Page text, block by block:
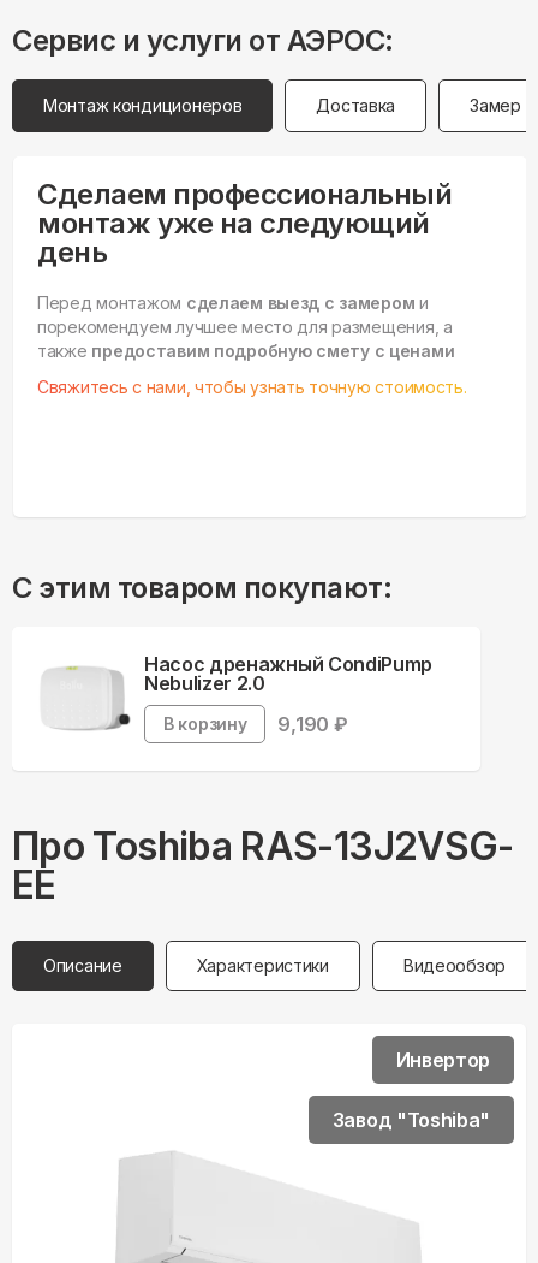
Сервис и услуги от АЭРОС:
Монтаж кондиционеров Доставка Замер
Сделаем профессиональный
монтаж уже на следующий
день
Перед монтажом сделаем выезд с замером и
порекомендуем лучшее место для размещения, а
также предоставим подробную смету с ценами
Свяжитесь с нами, чтобы узнать точную стоимость.
С этим товаром покупают:
Насос дренажный CondiPump
Nebulizer 2.0
В корзину 9,190 ₽
Про Toshiba RAS-13J2VSG-
EE
Описание Характеристики Видеообзор
Инвертор
Завод "Toshiba"